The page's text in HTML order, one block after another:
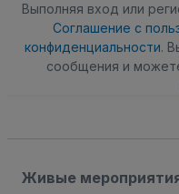
Выполняя вход или
Соглашение с
конфиденциальности.
сообщения и
Живые